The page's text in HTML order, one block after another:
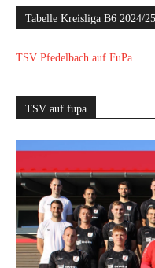
Tabelle Kreisliga B6 2024/25
TSV Pfedelbach auf FuPa
TSV auf fupa